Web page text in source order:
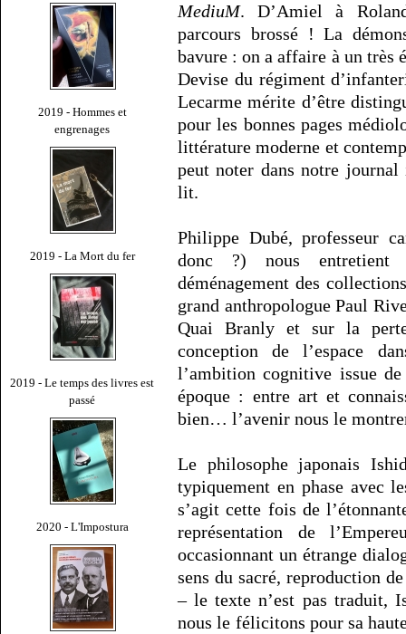
2019 - Hommes et
engrenages
2019 - La Mort du fer
2019 - Le temps des livres est
passé
2020 - L'Impostura
MediuM. D’Amiel à
parcours brossé ! La
bavure : on a affaire à un très
Devise du régiment
Lecarme mérite d’être
pour les bonnes pages
littérature moderne et
peut noter dans notre
lit.
Philippe Dubé, professeur
donc ?) nous entretient
déménagement des
grand anthropologue Paul
Quai Branly et sur la
conception de l’espace
l’ambition cognitive issue
époque : entre art et
bien… l’avenir nous le
Le philosophe japonais
typiquement en phase avec
s’agit cette fois de
représentation de
occasionnant un étrange
sens du sacré, reproduction
– le texte n’est pas traduit,
nous le félicitons pour sa